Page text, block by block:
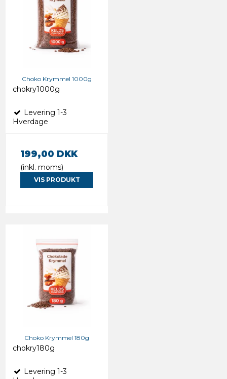
Choko Krymmel 1000g
chokry1000g
Levering 1-3
Hverdage
199,00 DKK
(inkl. moms)
VIS PRODUKT
Choko Krymmel 180g
chokry180g
Levering 1-3